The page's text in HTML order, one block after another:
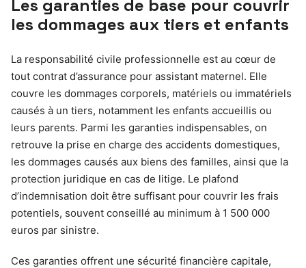
Les garanties de base pour couvrir
les dommages aux tiers et enfants
La responsabilité civile professionnelle est au cœur de
tout contrat d’assurance pour assistant maternel. Elle
couvre les dommages corporels, matériels ou immatériels
causés à un tiers, notamment les enfants accueillis ou
leurs parents. Parmi les garanties indispensables, on
retrouve la prise en charge des accidents domestiques,
les dommages causés aux biens des familles, ainsi que la
protection juridique en cas de litige. Le plafond
d’indemnisation doit être suffisant pour couvrir les frais
potentiels, souvent conseillé au minimum à 1 500 000
euros par sinistre.
Ces garanties offrent une sécurité financière capitale,